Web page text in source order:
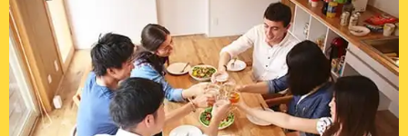
黒天空庭園，這裡有許多的植物，你可以在這裡享受四季的花草變
換，且在這裡的觀景台你也能夠欣賞到富士山的美景，如此棒的周
邊環境，能夠讓你在繁忙的生活中好好的放鬆！ 【一共九人的溫馨
Share House】 人數剛剛好的渋谷池尻1 Share House，在這裡有許
多機會和大家互動交流到，在假日時可以一起到涉谷逛街散步，或
是到附近的咖啡廳喝喝下午茶，在家的附近也有濃厚氣息的日本澡